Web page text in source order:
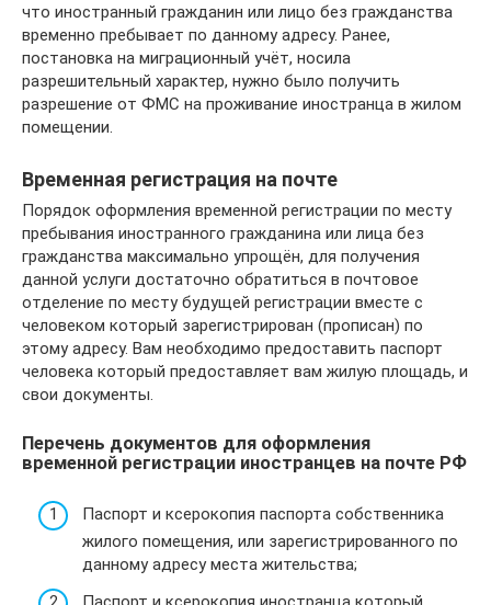
что иностранный гражданин или лицо без гражданства
временно пребывает по данному адресу. Ранее,
постановка на миграционный учёт, носила
разрешительный характер, нужно было получить
разрешение от ФМС на проживание иностранца в жилом
помещении.
Временная регистрация на почте
Порядок оформления временной регистрации по месту
пребывания иностранного гражданина или лица без
гражданства максимально упрощён, для получения
данной услуги достаточно обратиться в почтовое
отделение по месту будущей регистрации вместе с
человеком который зарегистрирован (прописан) по
этому адресу. Вам необходимо предоставить паспорт
человека который предоставляет вам жилую площадь, и
свои документы.
Перечень документов для оформления
временной регистрации иностранцев на почте РФ
Паспорт и ксерокопия паспорта собственника
жилого помещения, или зарегистрированного по
данному адресу места жительства;